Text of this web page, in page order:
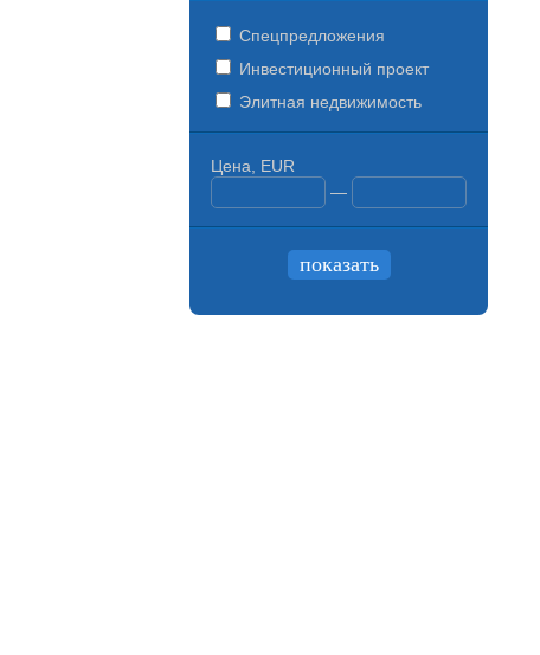
Спецпредложения
Инвестиционный проект
Элитная недвижимость
Цена, EUR
—